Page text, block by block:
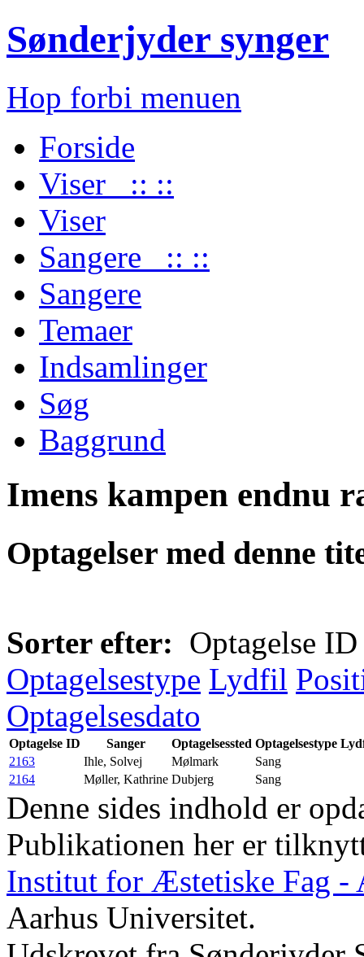
Sønderjyder synger
Hop forbi menuen
Forside
Viser :: ::
Viser
Sangere :: ::
Sangere
Temaer
Indsamlinger
Søg
Baggrund
Imens kampen endnu
Optagelser med denne
Sorter efter: Optagelse ID
Optagelsestype Lydfil
Optagelsesdato
Optagelse ID Sanger Optagelsessted Optagelsestype
2163
Ihle, Solvej Mølmark
Sang
2164
Møller, Kathrine Dubjerg Sang
Denne sides indhold er
Publikationen her er
Institut for Æstetiske Fag -
Aarhus Universitet.